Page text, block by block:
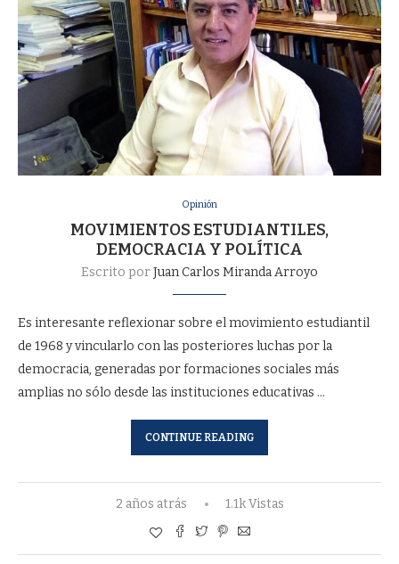
Opinión
MOVIMIENTOS ESTUDIANTILES,
DEMOCRACIA Y POLÍTICA
Escrito porJuan Carlos Miranda Arroyo
Es interesante reflexionar sobre el movimiento estudiantil
de 1968 y vincularlo con las posteriores luchas por la
democracia, generadas por formaciones sociales más
amplias no sólo desde las instituciones educativas …
CONTINUE READING
2 años atrás 1.1k Vistas